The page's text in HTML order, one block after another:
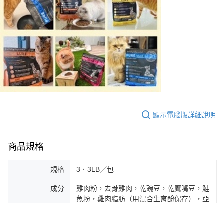
顯示電腦版詳細說明
商品規格
規格 3．3LB／包
成分
雞肉粉，去骨雞肉，乾豌豆，乾鷹嘴豆，鮭
魚粉，雞肉脂肪（用混合生育酚保存），亞